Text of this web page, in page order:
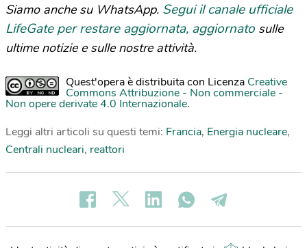
Siamo anche su WhatsApp. Segui il canale ufficiale
LifeGate per restare aggiornata, aggiornato sulle
ultime notizie e sulle nostre attività.
Quest'opera è distribuita con Licenza Creative
Commons Attribuzione - Non commerciale -
Non opere derivate 4.0 Internazionale.
Leggi altri articoli su questi temi: Francia, Energia nucleare,
Centrali nucleari, reattori